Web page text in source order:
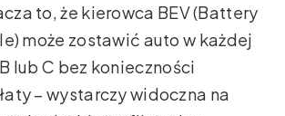
to, że kierowca BEV (Battery
może zostawić auto w każdej
lub C bez konieczności
– wystarczy widoczna na